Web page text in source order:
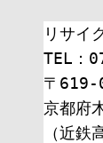
リサイ
TEL：
〒619-
京都府
（近鉄